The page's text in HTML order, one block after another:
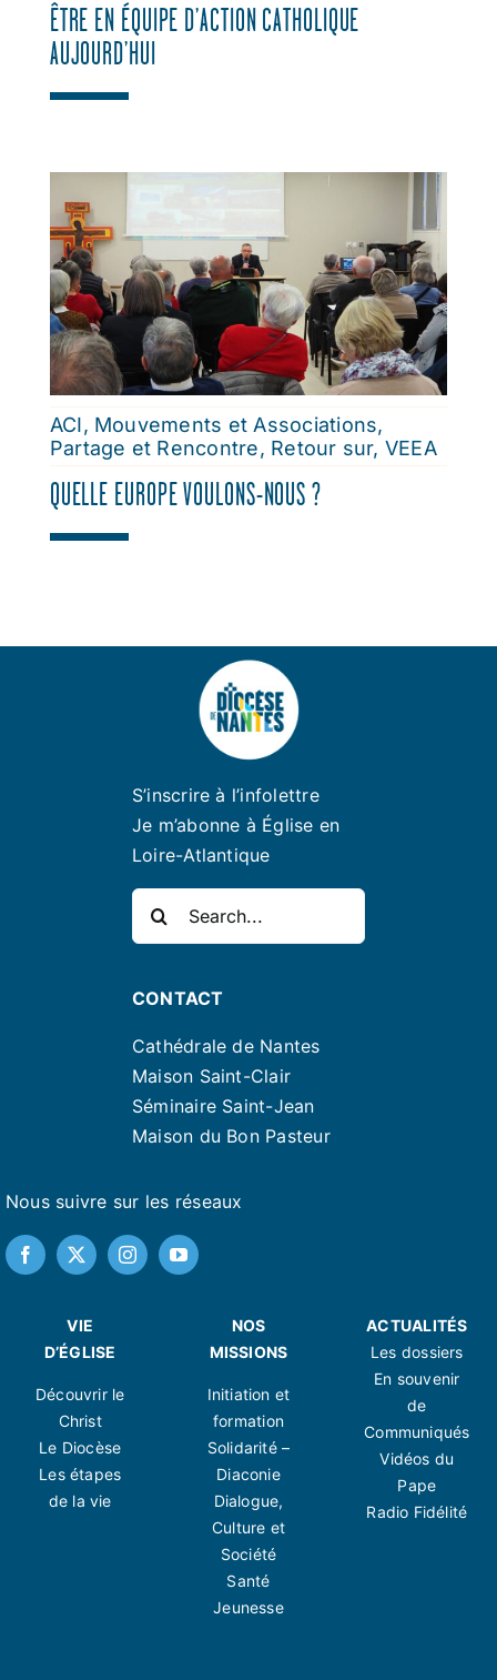
ÊTRE EN ÉQUIPE D’ACTION CATHOLIQUE
AUJOURD’HUI
ACI, Mouvements et Associations,
Partage et Rencontre, Retour sur, VEEA
QUELLE EUROPE VOULONS-NOUS ?
S’inscrire à l’infolettre
Je m’abonne à Église en
Loire-Atlantique
Nous suivre sur les réseaux
CONTACT
Cathédrale de Nantes
Maison Saint-Clair
Séminaire Saint-Jean
Maison du Bon Pasteur
VIE
D’ÉGLISE
Découvrir le
Christ
Le Diocèse
Les étapes
de la vie
NOS
MISSIONS
Initiation et
formation
Solidarité –
Diaconie
Dialogue,
Culture et
Société
Santé
Jeunesse
ACTUALITÉS
Les dossiers
En souvenir
de
Communiqués
Vidéos du
Pape
Radio Fidélité